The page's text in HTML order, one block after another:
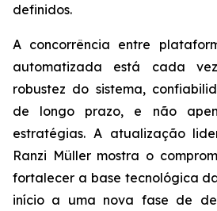
definidos.
A concorrência entre
automatizada está cada
robustez do sistema,
de longo prazo, e não
estratégias. A atualização
Ranzi Müller mostra o
fortalecer a base tecnológica
início a uma nova fase de